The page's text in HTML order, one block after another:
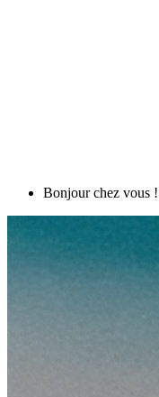
Bonjour chez vous